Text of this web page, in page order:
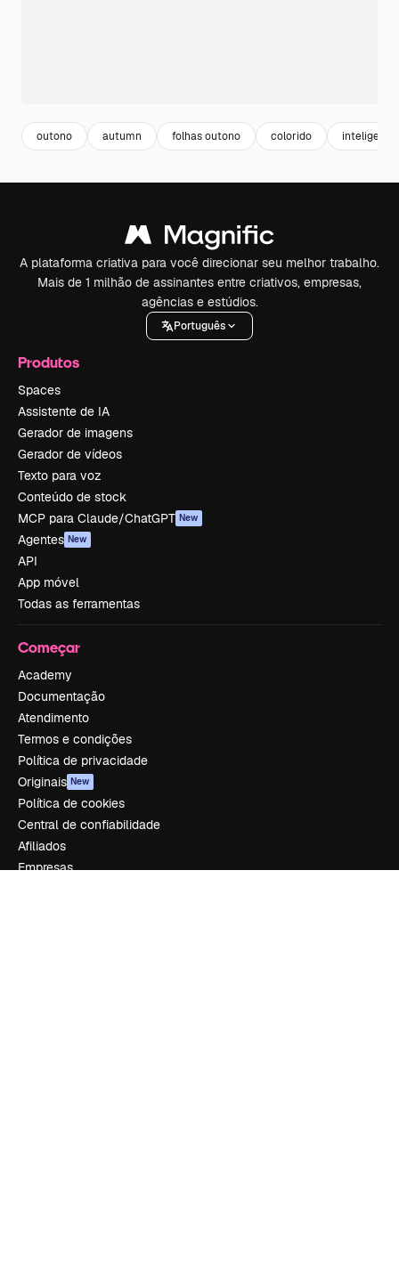
outono autumn folhas outono colorido
A plataforma criativa para você direcionar seu melhor trabalho.
Mais de 1 milhão de assinantes entre criativos, empresas,
agências e estúdios.
Português
Produtos
Spaces
Assistente de IA
Gerador de imagens
Gerador de vídeos
Texto para voz
Conteúdo de stock
MCP para Claude/ChatGPT New
Agentes New
API
App móvel
Todas as ferramentas
Começar
Academy
Documentação
Atendimento
Termos e condições
Política de privacidade
Originais New
Política de cookies
Central de confiabilidade
Afiliados
Empresas